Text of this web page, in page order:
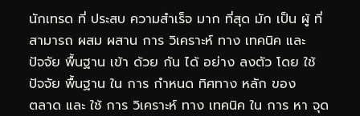
นักเทรด ที่ ประสบ ความสำเร็จ มาก ที่สุด มัก เป็น ผู้ ที่
สามารถ ผสม ผสาน การ วิเคราะห์ ทาง เทคนิค และ
ปัจจัย พื้นฐาน เข้า ด้วย กัน ได้ อย่าง ลงตัว โดย ใช้
ปัจจัย พื้นฐาน ใน การ กำหนด ทิศทาง หลัก ของ
ตลาด และ ใช้ การ วิเคราะห์ ทาง เทคนิค ใน การ หา จุด